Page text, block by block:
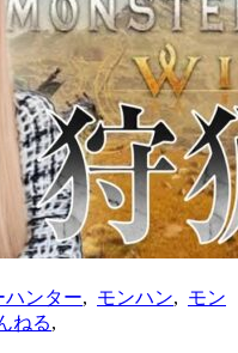
ハンター モンハン
モン
ねる